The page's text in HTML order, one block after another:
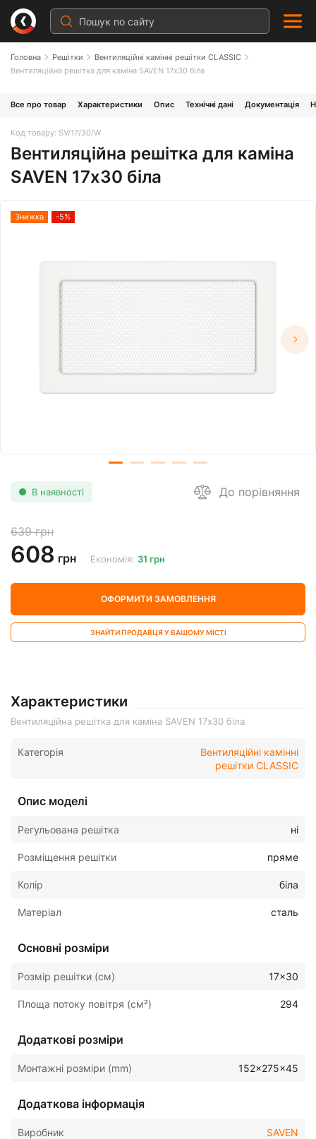
Головна Решітки
Вентиляційні камінні решітки CLASSIC
Вентиляційна решітка для каміна SAVEN 17х30 біла
Все про товар Характеристики Опис Технічні дані Документація
Код товару: SV/17/30/W
Вентиляційна решітка для каміна
SAVEN 17х30 біла
Знижка -5%
В наявності До порівняння
639 грн
608 грн Економія: 31 грн
ОФОРМИТИ ЗАМОВЛЕННЯ
ЗНАЙТИ ПРОДАВЦЯ У ВАШОМУ МІСТІ
Характеристики
Вентиляційна решітка для каміна SAVEN 17х30 біла
Категорія
Вентиляційні камінні
решітки CLASSIC
Опис моделі
Регульована решітка ні
Розміщення решітки пряме
Колір біла
Матеріал сталь
Основні розміри
Розмір решітки (см) 17x30
Площа потоку повітря (см²) 294
Додаткові розміри
Монтажні розміри (mm) 152x275x45
Додаткова інформація
Виробник SAVEN